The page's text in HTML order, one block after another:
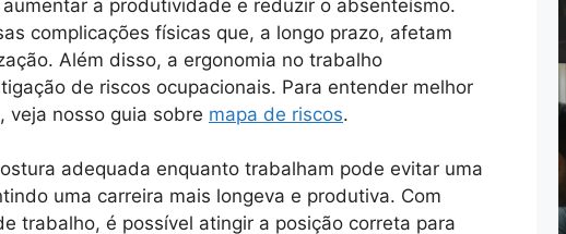
a produtividade e reduzir o absenteísmo.
complicações físicas que, a longo prazo, afetam
Além disso, a ergonomia no trabalho
de riscos ocupacionais. Para entender melhor
veja nosso guia sobre mapa de riscos.
adequada enquanto trabalham pode evitar uma
uma carreira mais longeva e produtiva. Com
trabalho, é possível atingir a posição correta para